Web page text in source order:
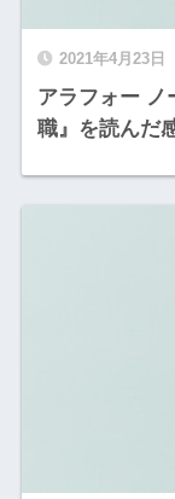
2021年4月23日
アラフォー ノ
職』を読んだ